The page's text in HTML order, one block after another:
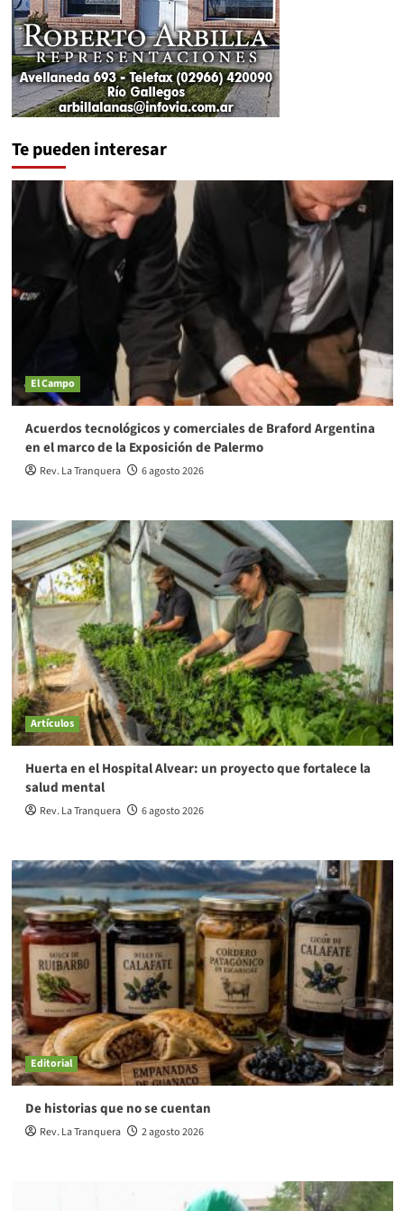
Te pueden interesar
El Campo
Acuerdos tecnológicos y comerciales de Braford Argentina
en el marco de la Exposición de Palermo
Rev. La Tranquera 6 agosto 2026
Artículos
Huerta en el Hospital Alvear: un proyecto que fortalece la
salud mental
Rev. La Tranquera 6 agosto 2026
Editorial
De historias que no se cuentan
Rev. La Tranquera 2 agosto 2026